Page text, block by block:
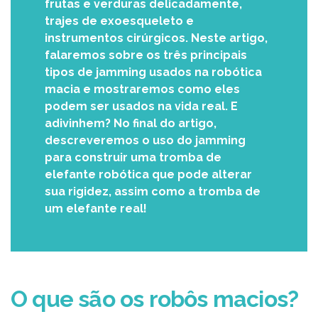
frutas e verduras delicadamente,
trajes de exoesqueleto e
instrumentos cirúrgicos. Neste artigo,
falaremos sobre os três principais
tipos de jamming usados na robótica
macia e mostraremos como eles
podem ser usados na vida real. E
adivinhem? No final do artigo,
descreveremos o uso do jamming
para construir uma tromba de
elefante robótica que pode alterar
sua rigidez, assim como a tromba de
um elefante real!
O que são os robôs macios?